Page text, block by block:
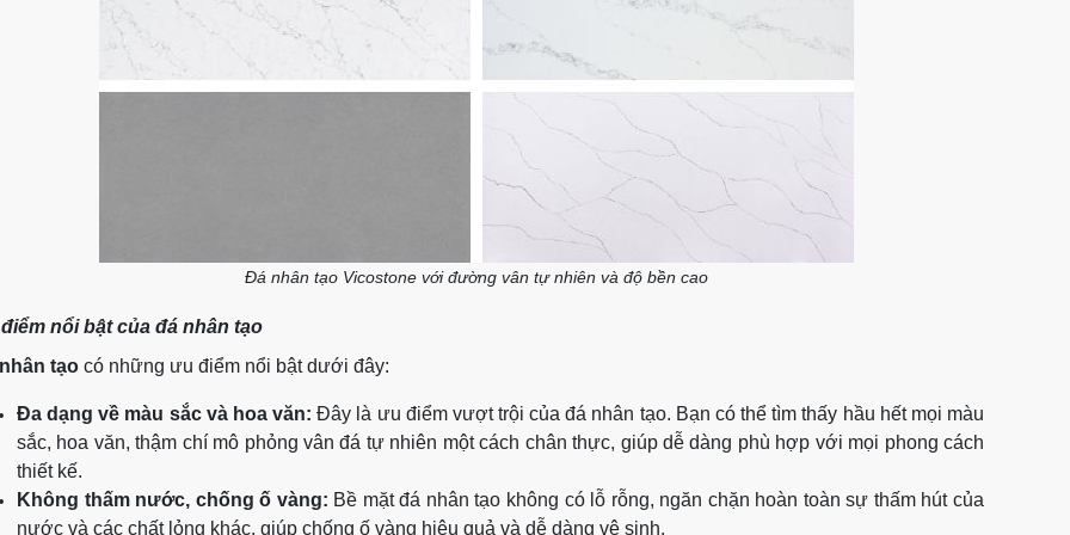
Đá nhân tạo Vicostone với đường vân tự nhiên và độ bền cao
nổi bật của đá nhân tạo
tạo có những ưu điểm nổi bật dưới đây:
Đa dạng về màu sắc và hoa văn: Đây là ưu điểm vượt trội của đá nhân tạo. Bạn có thể tìm thấy hầu hết mọi màu
sắc, hoa văn, thậm chí mô phỏng vân đá tự nhiên một cách chân thực, giúp dễ dàng phù hợp với mọi phong cách
thiết kế.
Không thấm nước, chống ố vàng: Bề mặt đá nhân tạo không có lỗ rỗng, ngăn chặn hoàn toàn sự thấm hút của
nước và các chất lỏng khác, giúp chống ố vàng hiệu quả và dễ dàng vệ sinh.